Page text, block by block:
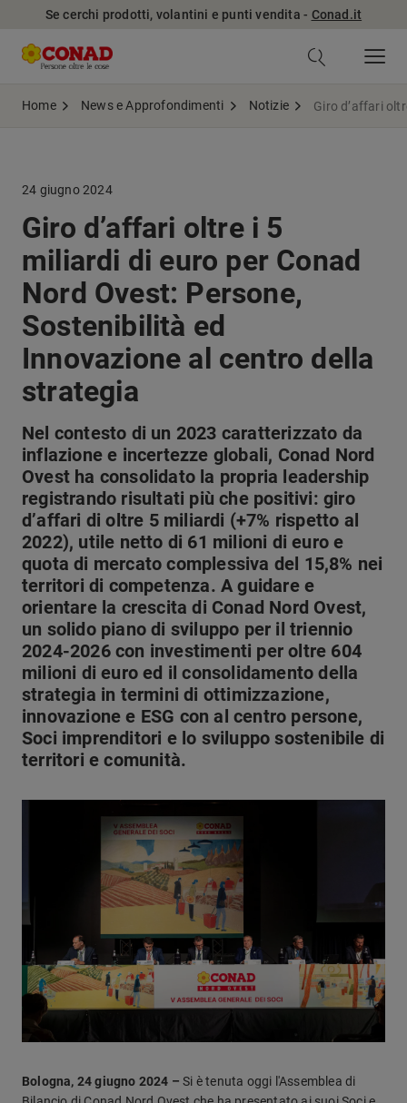
Se cerchi prodotti, volantini e punti vendita - Conad.it
Home News e Approfondimenti Notizie Giro d’affari
24 giugno 2024
Giro d’affari oltre i 5
miliardi di euro per Conad
Nord Ovest: Persone,
Sostenibilità ed
Innovazione al centro della
strategia
Nel contesto di un 2023 caratterizzato da
inflazione e incertezze globali, Conad Nord
Ovest ha consolidato la propria leadership
registrando risultati più che positivi: giro
d’affari di oltre 5 miliardi (+7% rispetto al
2022), utile netto di 61 milioni di euro e
quota di mercato complessiva del 15,8% nei
territori di competenza. A guidare e
orientare la crescita di Conad Nord Ovest,
un solido piano di sviluppo per il triennio
2024-2026 con investimenti per oltre 604
milioni di euro ed il consolidamento della
strategia in termini di ottimizzazione,
innovazione e ESG con al centro persone,
Soci imprenditori e lo sviluppo sostenibile di
territori e comunità.
Bologna, 24 giugno 2024 – Si è tenuta oggi l'Assemblea di